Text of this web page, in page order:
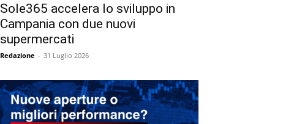
Sole365 accelera lo sviluppo in
Campania con due nuovi
supermercati
Redazione - 31 Luglio 2026